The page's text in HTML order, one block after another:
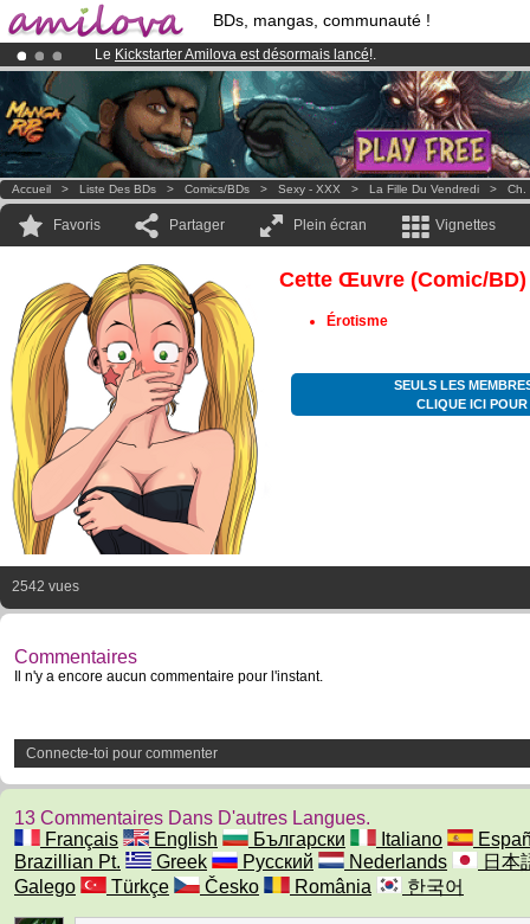
BDs, mangas, communauté !
Le Kickstarter Amilova est désormais lancé!.
Abonnement premium: à partir de3.95 eurospar mois !Clique ici
Déjà 134393membreset 1208BDs & Mangas!
Accueil > Liste Des BDs > Comics/BDs > Sexy - XXX > La Fille Du Vendredi > Ch.
Favoris Partager Plein écran Vignettes
Cette Œuvre (comic/
Érotisme
SEULS LES
CLIQUE ICI
2542 vues
Commentaires
Il n'y a encore aucun commentaire pour l'instant.
Connecte-toi pour commenter
13 Commentaires Dans D'autres Langues.
Français
English Български Italiano
Brazillian Pt.
Greek Русский Nederlands
日本
Galego
Türkçe Česko România 한국어